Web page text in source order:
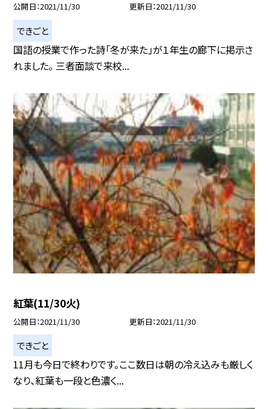
公開日 2021/11/30 更新日 2021/11/30
できごと
国語の授業で作った詩「冬が来た」が１年生の廊下に掲示さ
れました。 三者面談で来校...
紅葉(11/30火)
公開日 2021/11/30 更新日 2021/11/30
できごと
11月も今日で終わりです。ここ数日は朝の冷え込みも厳しく
なり、紅葉も一段と色濃く...